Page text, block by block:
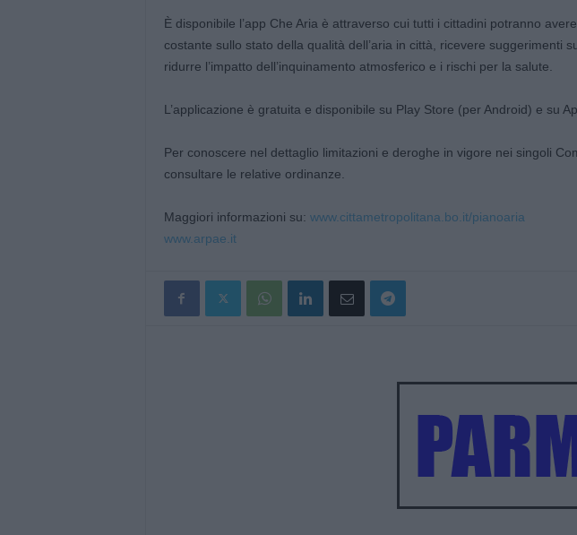
È disponibile l’app Che Aria è attraverso cui tutti i cittadini potranno
costante sullo stato della qualità dell’aria in città, ricevere suggerimenti
ridurre l’impatto dell’inquinamento atmosferico e i rischi per la salute.
L’applicazione è gratuita e disponibile su Play Store (per Android) e su
Per conoscere nel dettaglio limitazioni e deroghe in vigore nei singoli
consultare le relative ordinanze.
Maggiori informazioni su: www.cittametropolitana.bo.it/pianoaria
www.arpae.it